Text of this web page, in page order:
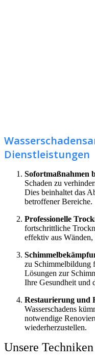
Dienstleistungen
Sofortmaßnahmen
Schaden zu
Dies beinhaltet das
betroffener Bereiche.
Professionelle
fortschrittliche
effektiv aus
zu Schimmelbildung
Lösungen zur
Ihre Gesundheit und
Restaurierung und
Wasserschadens
notwendige
wiederherzustellen.
Unsere